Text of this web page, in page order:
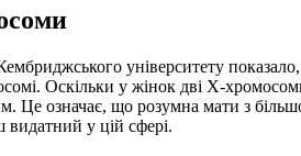
університету
Оскільки у жінок дві Х-
Це означає, що розумна мати з
видатний у цій сфері.